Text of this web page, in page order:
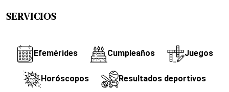
SERVICIOS
Efemérides Cumpleaños Juegos
Horóscopos Resultados deportivos